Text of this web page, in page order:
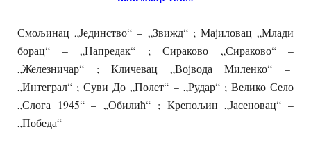
Смољинац „Јединство“ – „Звижд“ ; Мајиловац „Млади
борац“ – „Напредак“ ; Сираково „Сираково“ –
„Железничар“ ; Кличевац „Војвода Миленко“ –
„Интеграл“ ; Суви До „Полет“ – „Рудар“ ; Велико Село
„Слога 1945“ – „Обилић“ ; Крепољин „Јасеновац“ –
„Победа“